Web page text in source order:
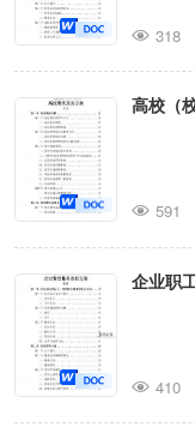
318
高校（
591
企业职
410